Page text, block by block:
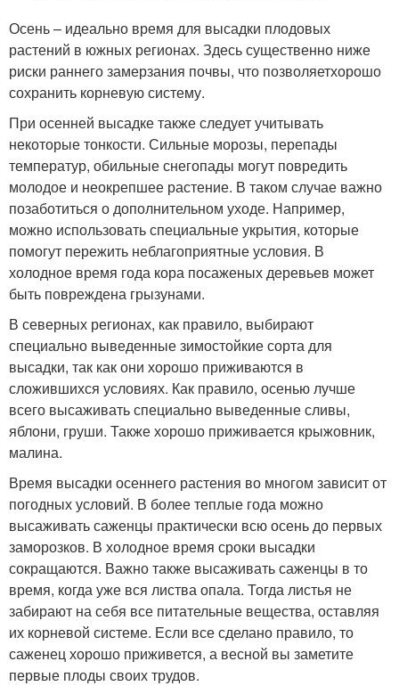
Осень – идеально время для высадки плодовых
растений в южных регионах. Здесь существенно ниже
риски раннего замерзания почвы, что позволяетхорошо
сохранить корневую систему.
При осенней высадке также следует учитывать
некоторые тонкости. Сильные морозы, перепады
температур, обильные снегопады могут повредить
молодое и неокрепшее растение. В таком случае важно
позаботиться о дополнительном уходе. Например,
можно использовать специальные укрытия, которые
помогут пережить неблагоприятные условия. В
холодное время года кора посаженых деревьев может
быть повреждена грызунами.
В северных регионах, как правило, выбирают
специально выведенные зимостойкие сорта для
высадки, так как они хорошо приживаются в
сложившихся условиях. Как правило, осенью лучше
всего высаживать специально выведенные сливы,
яблони, груши. Также хорошо приживается крыжовник,
малина.
Время высадки осеннего растения во многом зависит от
погодных условий. В более теплые года можно
высаживать саженцы практически всю осень до первых
заморозков. В холодное время сроки высадки
сокращаются. Важно также высаживать саженцы в то
время, когда уже вся листва опала. Тогда листья не
забирают на себя все питательные вещества, оставляя
их корневой системе. Если все сделано правило, то
саженец хорошо приживется, а весной вы заметите
первые плоды своих трудов.